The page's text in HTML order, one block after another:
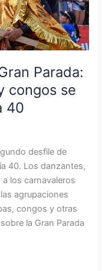
Parada:
congos se
40
desfile de
40. Los danzantes,
los carnavaleros
agrupaciones
congos y otras
la Gran Parada